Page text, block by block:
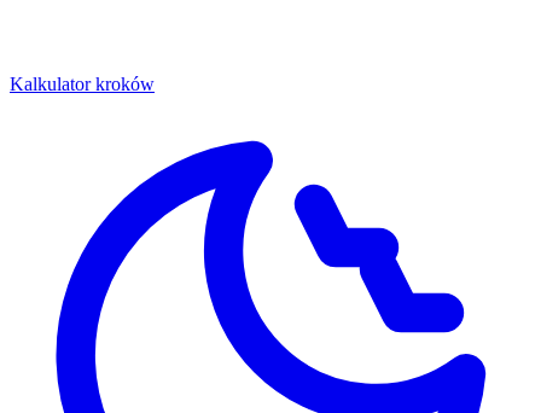
Kalkulator kroków